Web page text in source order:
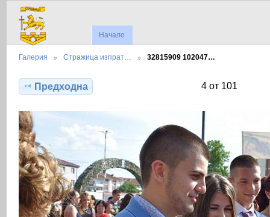
Начало
Галерия Стражица изпрат… 32815909 102047…
Предходна 4 от 101